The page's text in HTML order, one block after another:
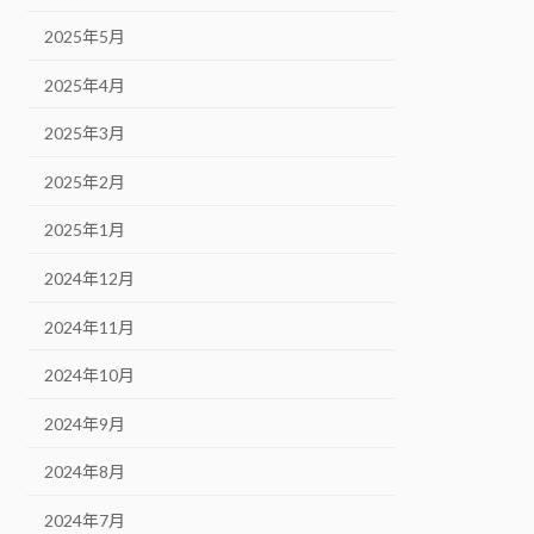
2025年5月
2025年4月
2025年3月
2025年2月
2025年1月
2024年12月
2024年11月
2024年10月
2024年9月
2024年8月
2024年7月